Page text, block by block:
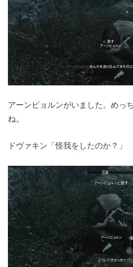
アーンビョルンがいました。めっ
ね。
ドヴァキン「怪我をしたのか？」